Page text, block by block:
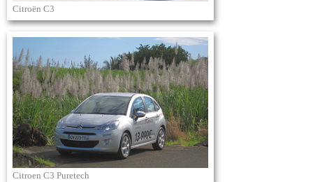
Citroën C3
Citroen C3 Puretech